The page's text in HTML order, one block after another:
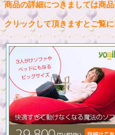
商品の詳細につきましては商
クリックして頂きますとご覧に